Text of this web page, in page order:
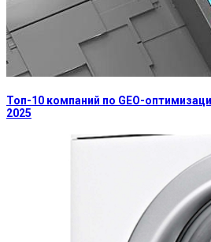
Топ-10 компаний по GEO-
2025